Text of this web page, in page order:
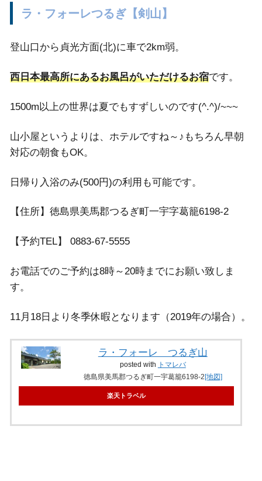
ラ・フォーレつるぎ【剣山】
登山口から貞光方面(北)に車で2km弱。
西日本最高所にあるお風呂がいただけるお宿です。
1500m以上の世界は夏でもすずしいのです(^.^)/~~~
山小屋というよりは、ホテルですね～♪もちろん早朝
対応の朝食もOK。
日帰り入浴のみ(500円)の利用も可能です。
【住所】徳島県美馬郡つるぎ町一宇字葛籠6198-2
【予約TEL】 0883-67-5555
お電話でのご予約は8時～20時までにお願い致しま
す。
11月18日より冬季休暇となります（2019年の場合）。
ラ・フォーレ つるぎ山
posted with トマレバ
徳島県美馬郡つるぎ町一宇葛籠6198-2[地図]
楽天トラベル